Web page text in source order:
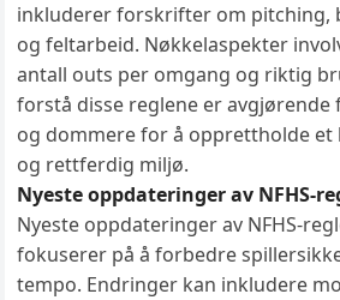
inkluderer forskrifter om pitching,
og feltarbeid. Nøkkelaspekter
antall outs per omgang og riktig
forstå disse reglene er
og dommere for å opprettholde
og rettferdig miljø.
Nyeste oppdateringer av NFHS-
Nyeste oppdateringer av NFHS-
fokuserer på å forbedre
tempo. Endringer kan inkludere